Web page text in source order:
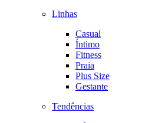
Linhas
Casual
Íntimo
Fitness
Praia
Plus Size
Gestante
Tendências